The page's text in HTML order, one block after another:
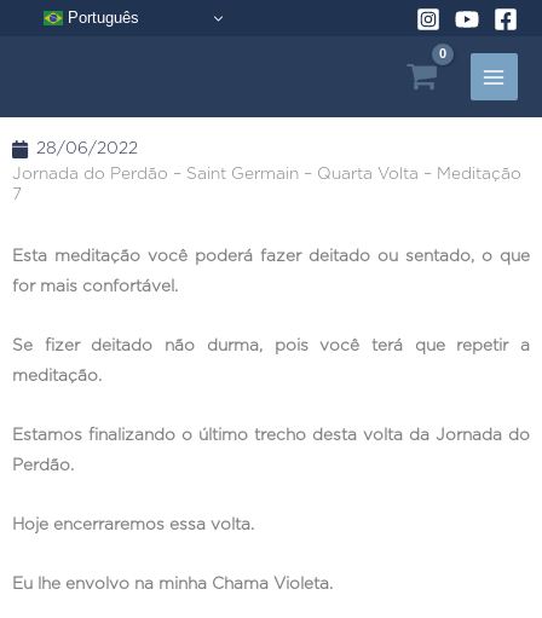
Português
28/06/2022
Jornada do Perdão – Saint Germain – Quarta Volta – Meditação
7
Esta meditação você poderá fazer deitado ou sentado, o que
for mais confortável.
Se fizer deitado não durma, pois você terá que repetir a
meditação.
Estamos finalizando o último trecho desta volta da Jornada do
Perdão.
Hoje encerraremos essa volta.
Eu lhe envolvo na minha Chama Violeta.